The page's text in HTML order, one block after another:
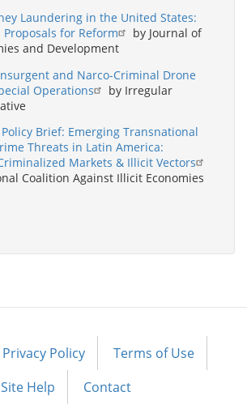
Laundering in the United States:
for Reform
by Journal of
and Development
and Narco-Criminal Drone
Operations
by Irregular
Policy Brief: Emerging Transnational
Threats in Latin America:
Markets & Illicit Vectors
Coalition Against Illicit Economies
Privacy Policy
Terms of Use
Site Help
Contact